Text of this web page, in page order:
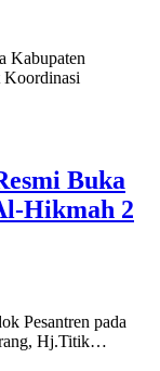
Kabupaten
Koordinasi
Buka
Hikmah 2
Pesantren pada
Hj.Titik…